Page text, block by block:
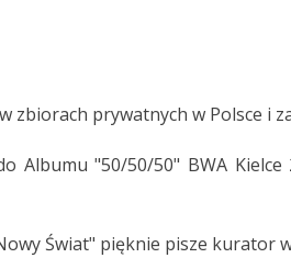
zbiorach prywatnych w Polsce i
Albumu "50/50/50" BWA
Świat" pięknie pisze kurator